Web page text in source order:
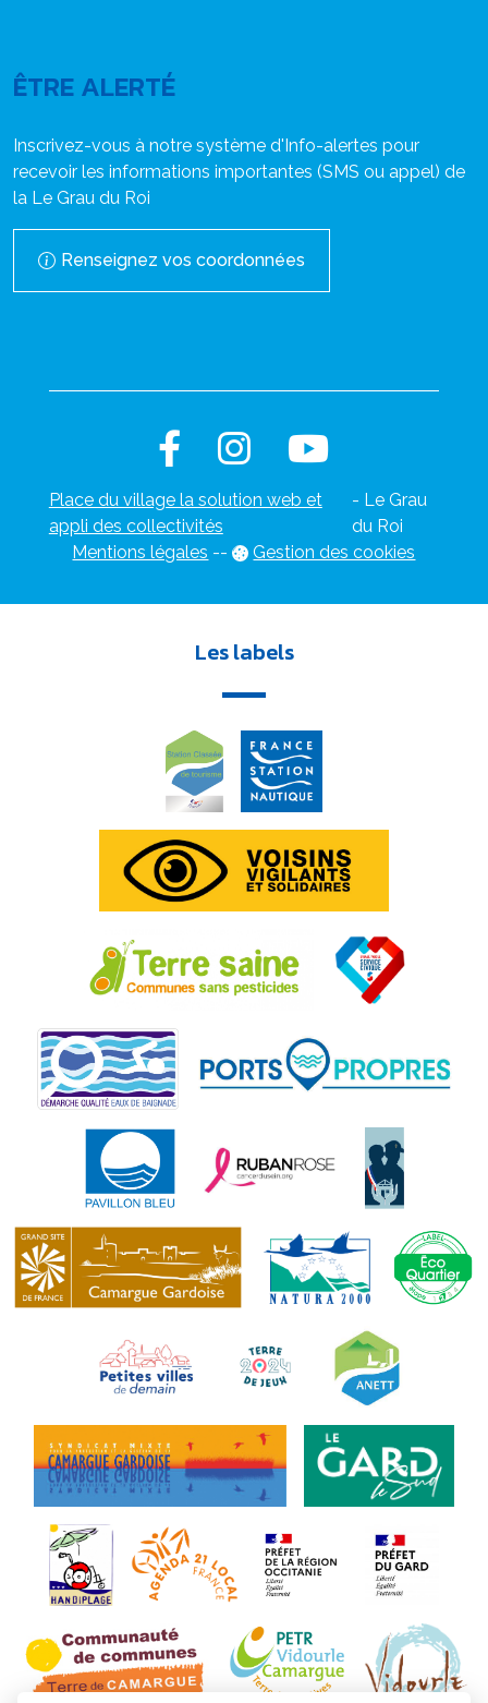
ÊTRE ALERTÉ
Inscrivez-vous à notre système d'Info-alertes pour
recevoir les informations importantes (SMS ou appel) de
la Le Grau du Roi
Renseignez vos coordonnées
Place du village la solution web et
appli des collectivités
- Le Grau
du Roi
Mentions légales -- Gestion des cookies
Les labels